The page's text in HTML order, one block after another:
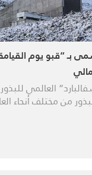
بـ “قبو يوم
العالمي
من مختلف أنحاء